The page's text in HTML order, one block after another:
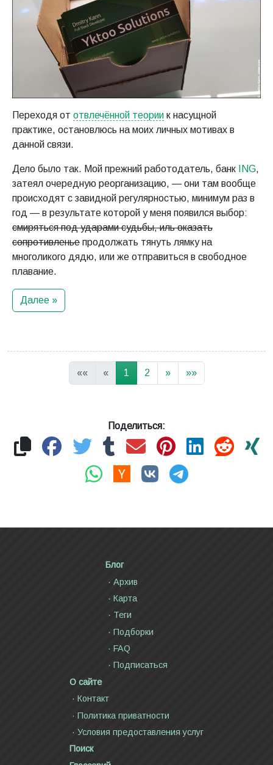
Переходя от отвлечённой теории к насущной
практике, остановлюсь на моих личных мотивах в
данной связи.
Дело было так. Мой прежний работодатель, банк ING,
затеял очередную реорганизацию, — они там вообще
происходят с завидной регулярностью, минимум раз в
год — в результате которой у меня появился выбор:
смиряться под ударами судьбы, иль оказать
сопротивленье продолжать тянуть лямку на
многоликого дядю, или же отправиться в свободное
плавание.
Далее »
«« « 1 2 » »»
Поделиться:
Блог
Архив
Карта
Теги
Подборки
FAQ
Подписаться
О сайте
Контакт
Политика приватности
Условия предоставления услуг
Поиск